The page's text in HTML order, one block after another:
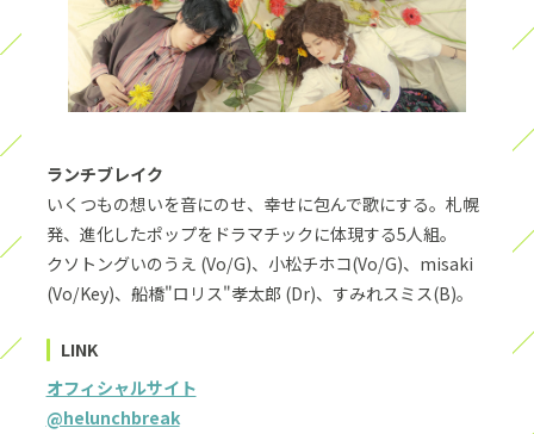
ランチブレイク
いくつもの想いを音にのせ、幸せに包んで歌にする。札幌
発、進化したポップをドラマチックに体現する5人組。
クソトングいのうえ (Vo/G)、小松チホコ(Vo/G)、misaki
(Vo/Key)、船橋"ロリス"孝太郎 (Dr)、すみれスミス(B)。
LINK
オフィシャルサイト
@helunchbreak